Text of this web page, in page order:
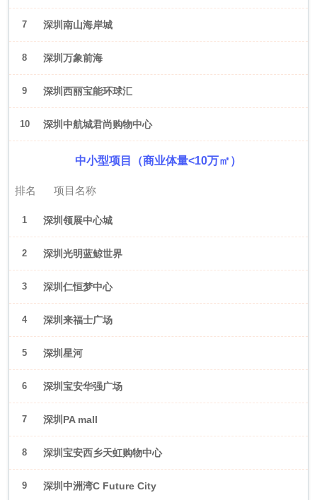
7 深圳南山海岸城
8 深圳万象前海
9 深圳西丽宝能环球汇
10 深圳中航城君尚购物中心
中小型项目（商业体量<10万㎡）
排名 项目名称
1 深圳领展中心城
2 深圳光明蓝鲸世界
3 深圳仁恒梦中心
4 深圳来福士广场
5 深圳星河
WORLD·COCOPark
6 深圳宝安华强广场
7 深圳PA mall
8 深圳宝安西乡天虹购物中心
9 深圳中洲湾C Future City